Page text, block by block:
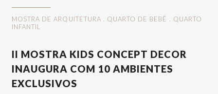
MOSTRA DE ARQUITETURA QUARTO DE BEBÊ
QUARTO
INFANTIL
II MOSTRA KIDS CONCEPT DECOR
INAUGURA COM 10 AMBIENTES
EXCLUSIVOS